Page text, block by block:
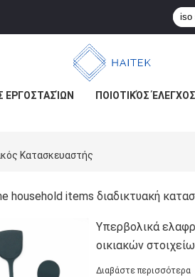
ΕΡΓΟΣΤΑΣΊΩΝ ΠΟΙΟΤΙΚΌΣ ΈΛΕΓΧΟΣ
Κατασκευαστής
household items διαδικτυακή
Υπερβολικά
οικιακών
Διαβάστε περισσότερα